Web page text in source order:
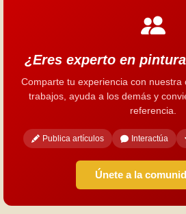
¿Eres experto en
Comparte tu experiencia con nuestra
trabajos, ayuda a los demás y
referencia.
Publica artículos Interactúa
Únete a la